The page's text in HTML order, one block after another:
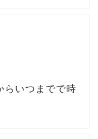
らいつまでで時